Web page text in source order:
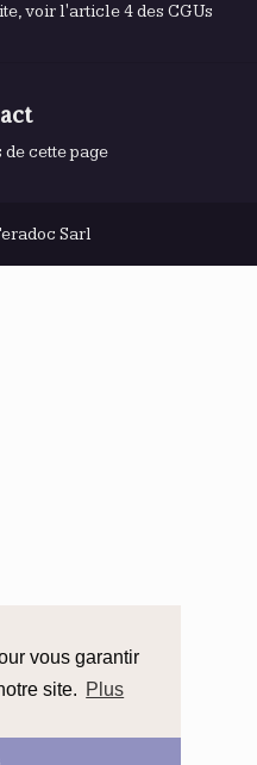
vous garantir
site. Plus
voir l'article 4 des CGUs
de cette page
Sarl